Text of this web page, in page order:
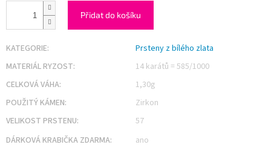
Přidat do košíku
KATEGORIE:
Prsteny z bílého zlata
MATERIÁL RYZOST:
14 karátů = 585/1000
CELKOVÁ VÁHA:
1,30g
POUŽITÝ KÁMEN:
Zirkon
VELIKOST PRSTENU:
57
DÁRKOVÁ KRABIČKA ZDARMA: ano